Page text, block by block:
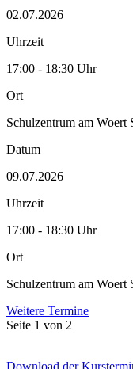
02.07.2026
Uhrzeit
17:00 - 18:30 Uhr
Ort
Schulzentrum am Woert
Datum
09.07.2026
Uhrzeit
17:00 - 18:30 Uhr
Ort
Schulzentrum am Woert
Weitere Termine
Seite 1 von 2